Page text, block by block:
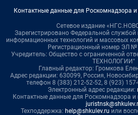
Контактные данные для Роскомнадзора и
Сетевое издание
Зарегистрировано Федеральной службой
информационных технологий и массовых
Регистрационный номер ЭЛ
Учредитель: Общество с ограниченной
ТЕХНОЛОГИИ"
Главный редактор: Громкова
Адрес редакции: 630099, Россия,
телефон 8 (383) 212-52-52, 8 (923)
Электронный адрес редакции:
Контактные данные для Роскомнадзора и
Техподдержка: help@shkulev.ru или